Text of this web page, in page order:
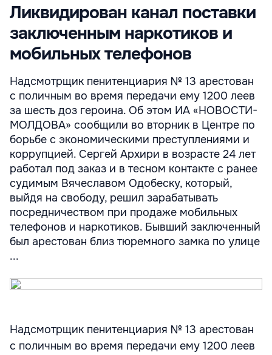
Ликвидирован канал поставки
заключенным наркотиков и
мобильных телефонов
Надсмотрщик пенитенциария № 13 арестован
с поличным во время передачи ему 1200 леев
за шесть доз героина. Об этом ИА «НОВОСТИ-
МОЛДОВА» сообщили во вторник в Центре по
борьбе с экономическими преступлениями и
коррупцией. Сергей Архири в возрасте 24 лет
работал под заказ и в тесном контакте с ранее
судимым Вячеславом Одобеску, который,
выйдя на свободу, решил зарабатывать
посредничеством при продаже мобильных
телефонов и наркотиков. Бывший заключенный
был арестован близ тюремного замка по улице
...
Надсмотрщик пенитенциария № 13 арестован
с поличным во время передачи ему 1200 леев